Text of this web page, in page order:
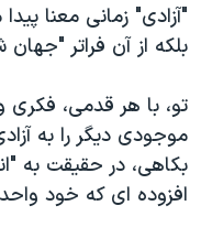
"آزادی" زمانی معنا
بلکه از آن فراتر
تو، با هر قدمی، فکری
موجودی ديگر را به
بکاهی، در حقيقت به
افزوده ای که خود